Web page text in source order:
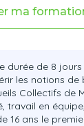
ma
durée de 8
les notions de
Collectifs de
travail en
16 ans le